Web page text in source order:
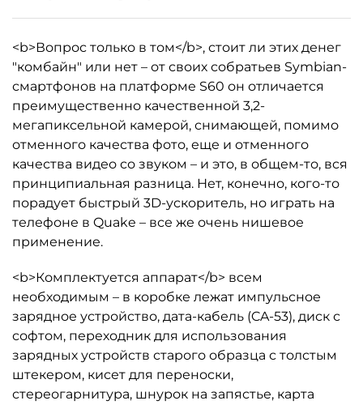
<b>Вопрос только в том</b>, стоит ли этих денег
"комбайн" или нет – от своих собратьев Symbian-
смартфонов на платформе S60 он отличается
преимущественно качественной 3,2-
мегапиксельной камерой, снимающей, помимо
отменного качества фото, еще и отменного
качества видео со звуком – и это, в общем-то, вся
принципиальная разница. Нет, конечно, кого-то
порадует быстрый 3D-ускоритель, но играть на
телефоне в Quake – все же очень нишевое
применение.
<b>Комплектуется аппарат</b> всем
необходимым – в коробке лежат импульсное
зарядное устройство, дата-кабель (CA-53), диск с
софтом, переходник для использования
зарядных устройств старого образца с толстым
штекером, кисет для переноски,
стереогарнитура, шнурок на запястье, карта